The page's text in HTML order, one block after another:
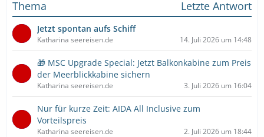
Thema
Letzte Antwort
Jetzt spontan aufs Schiff
Katharina seereisen.de 14. Juli 2026 um 14:48
🎁 MSC Upgrade Special: Jetzt Balkonkabine zum Preis
der Meerblickkabine sichern
Katharina seereisen.de 3. Juli 2026 um 16:04
Nur für kurze Zeit: AIDA All Inclusive zum
Vorteilspreis
Katharina seereisen.de 2. Juli 2026 um 18:44